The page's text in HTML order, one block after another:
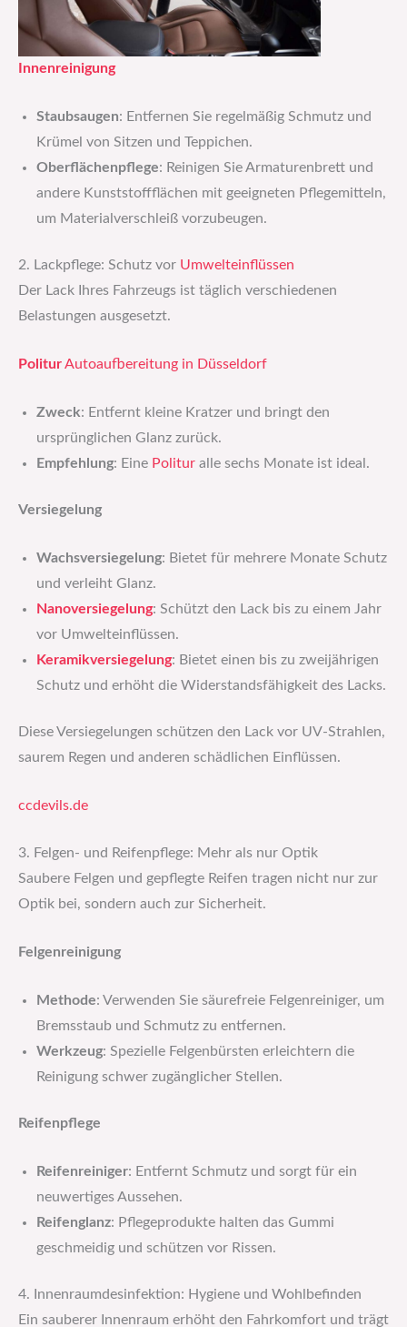
Innenreinigung
Staubsaugen: Entfernen Sie regelmäßig Schmutz und
Krümel von Sitzen und Teppichen.
Oberflächenpflege: Reinigen Sie Armaturenbrett und
andere Kunststoffflächen mit geeigneten Pflegemitteln,
um Materialverschleiß vorzubeugen.
2. Lackpflege: Schutz vor Umwelteinflüssen
Der Lack Ihres Fahrzeugs ist täglich verschiedenen
Belastungen ausgesetzt.
Politur Autoaufbereitung in Düsseldorf
Zweck: Entfernt kleine Kratzer und bringt den
ursprünglichen Glanz zurück.
Empfehlung: Eine Politur alle sechs Monate ist ideal.
Versiegelung
Wachsversiegelung: Bietet für mehrere Monate Schutz
und verleiht Glanz.
Nanoversiegelung: Schützt den Lack bis zu einem Jahr
vor Umwelteinflüssen.
Keramikversiegelung: Bietet einen bis zu zweijährigen
Schutz und erhöht die Widerstandsfähigkeit des Lacks.
Diese Versiegelungen schützen den Lack vor UV-Strahlen,
saurem Regen und anderen schädlichen Einflüssen.
ccdevils.de
3. Felgen- und Reifenpflege: Mehr als nur Optik
Saubere Felgen und gepflegte Reifen tragen nicht nur zur
Optik bei, sondern auch zur Sicherheit.
Felgenreinigung
Methode: Verwenden Sie säurefreie Felgenreiniger, um
Bremsstaub und Schmutz zu entfernen.
Werkzeug: Spezielle Felgenbürsten erleichtern die
Reinigung schwer zugänglicher Stellen.
Reifenpflege
Reifenreiniger: Entfernt Schmutz und sorgt für ein
neuwertiges Aussehen.
Reifenglanz: Pflegeprodukte halten das Gummi
geschmeidig und schützen vor Rissen.
4. Innenraumdesinfektion: Hygiene und Wohlbefinden
Ein sauberer Innenraum erhöht den Fahrkomfort und trägt